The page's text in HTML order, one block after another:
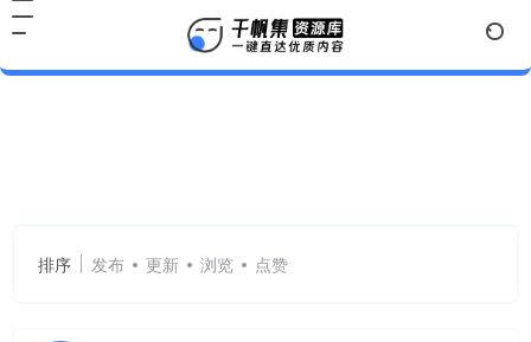
排序 发布 更新 浏览 点赞